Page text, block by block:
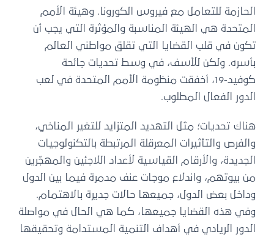
الحازمة للتعامل مع فيروس الكورونا. وهيئة الأمم
المتحدة هي الهيئة المناسبة والمؤثرة التي يجب أن
تكون في قلب القضايا التي تقلق مواطني العالم
بأسره. ولكن للأسف، في وسط تحديات جائحة
كوفيد-19، أخفقت منظومة الأمم المتحدة في لعب
الدور الفعال المطلوب.
هناك تحديات؛ مثل التهديد المتزايد للتغير المناخي،
والفرص والتأثيرات المعرقلة المرتبطة بالتكنولوجيات
الجديدة، والأرقام القياسية لأعداد اللاجئين والمهجّرين
من بيوتهم، واندلاع موجات عنف مدمرة فيما بين الدول
وداخل بعض الدول، جميعها حالات جديرة بالاهتمام.
وفي هذه القضايا جميعها، كما هي الحال في مواصلة
الدور الريادي في أهداف التنمية المستدامة وتحقيقها